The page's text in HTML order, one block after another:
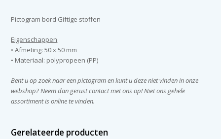
Pictogram bord Giftige stoffen
Eigenschappen
• Afmeting: 50 x 50 mm
• Materiaal: polypropeen (PP)
Bent u op zoek naar een pictogram en kunt u deze niet vinden in onze
webshop? Neem dan gerust contact met ons op! Niet ons gehele
assortiment is online te vinden.
Gerelateerde producten